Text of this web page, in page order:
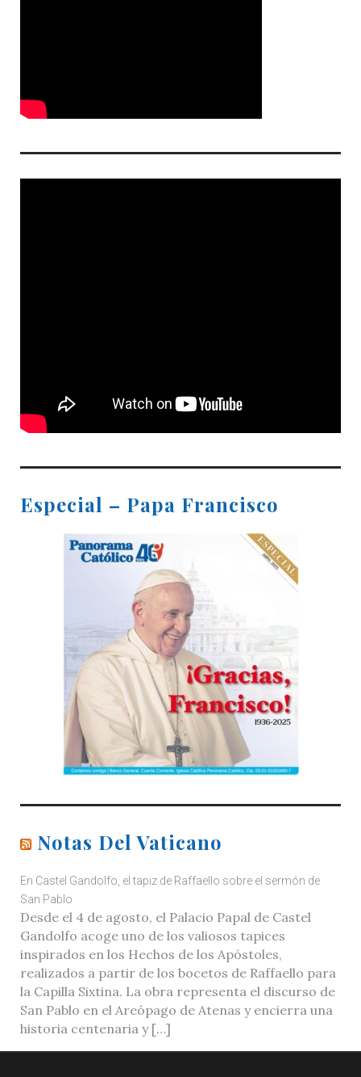
Especial – Papa Francisco
Notas Del Vaticano
En Castel Gandolfo, el tapiz de Raffaello sobre el sermón de
San Pablo
Desde el 4 de agosto, el Palacio Papal de Castel
Gandolfo acoge uno de los valiosos tapices
inspirados en los Hechos de los Apóstoles,
realizados a partir de los bocetos de Raffaello para
la Capilla Sixtina. La obra representa el discurso de
San Pablo en el Areópago de Atenas y encierra una
historia centenaria y […]